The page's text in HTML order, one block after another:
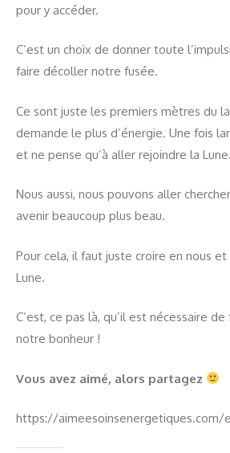
pour y accéder.
C’est un choix de donner toute
faire décoller notre fusée.
Ce sont juste les premiers mètres du
demande le plus d’énergie. Une fois
et ne pense qu’à aller rejoindre la Lune.
Nous aussi, nous pouvons aller
avenir beaucoup plus beau.
Pour cela, il faut juste croire en nous
Lune.
C’est, ce pas là, qu’il est nécessaire
notre bonheur !
Vous avez aimé, alors partagez
https://